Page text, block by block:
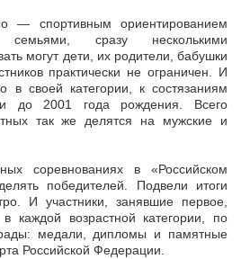
— спортивным ориентированием
сразу несколькими
могут дети, их родители, бабушки
практически не ограничен. И
в своей категории, к состязаниям
до 2001 года рождения. Всего
так же делятся на мужские и
соревнованиях в «Российском
победителей. Подвели итоги
И участники, занявшие первое,
каждой возрастной категории, по
медали, дипломы и памятные
Российской Федерации.